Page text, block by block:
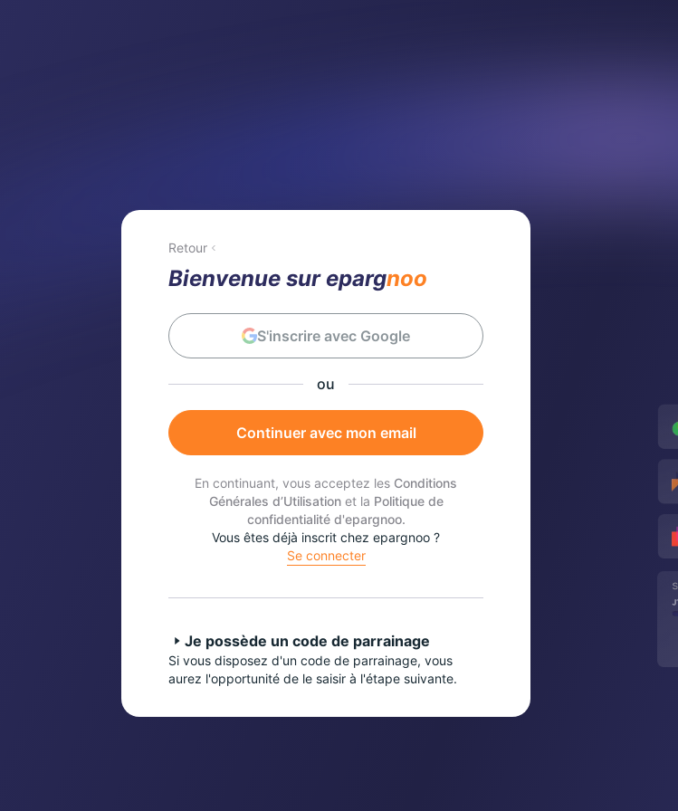
Retour
Bienvenue sur epargnoo
S'inscrire avec Google
ou
Continuer avec mon email
En continuant, vous acceptez les Conditions
Générales d’Utilisation et la Politique de
confidentialité d'epargnoo.
Vous êtes déjà inscrit chez epargnoo ?
Se connecter
Je possède un code de parrainage
Si vous disposez d'un code de parrainage, vous
aurez l'opportunité de le saisir à l'étape suivante.